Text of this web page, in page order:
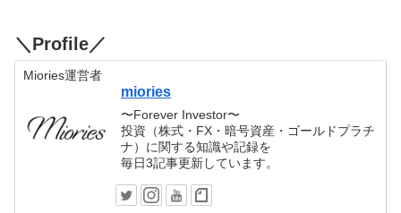
＼Profile／
Miories運営者
miories
〜Forever Investor〜
投資（株式・FX・暗号資産・ゴールドプラチ
ナ）に関する知識や記録を
毎日3記事更新しています。